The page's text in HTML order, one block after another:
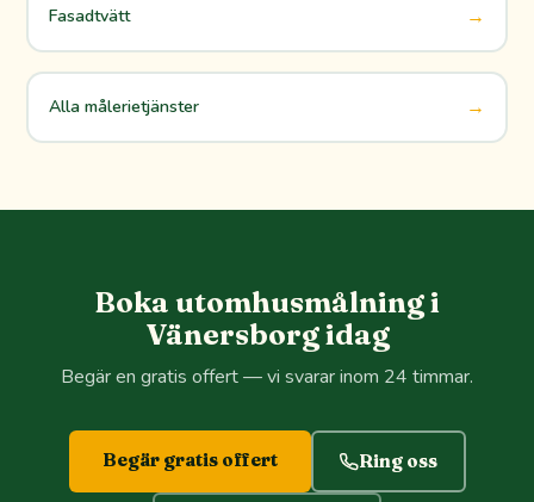
Fasadtvätt →
Alla målerietjänster →
Boka utomhusmålning i
Vänersborg idag
Begär en gratis offert — vi svarar inom 24 timmar.
Begär gratis offert Ring oss